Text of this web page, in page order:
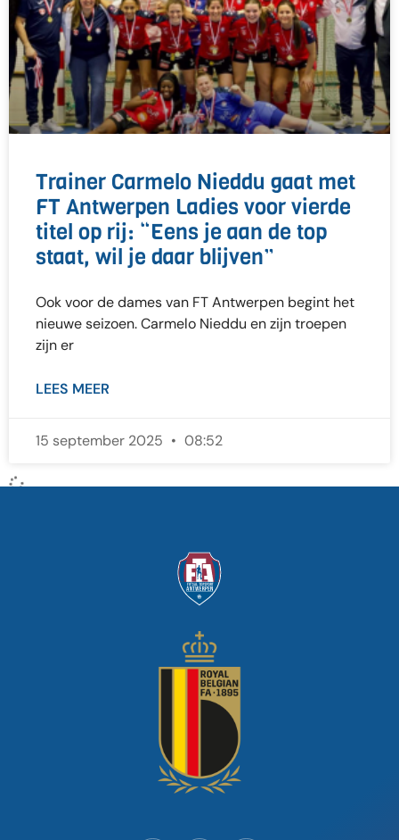
Trainer Carmelo Nieddu gaat met
FT Antwerpen Ladies voor vierde
titel op rij: “Eens je aan de top
staat, wil je daar blijven”
Ook voor de dames van FT Antwerpen begint het
nieuwe seizoen. Carmelo Nieddu en zijn troepen
zijn er
LEES MEER
15 september 2025 08:52
Maak van futsal een olympische
sport”: waarom gaat er zo weinig
aandacht naar zaalvoetbal?